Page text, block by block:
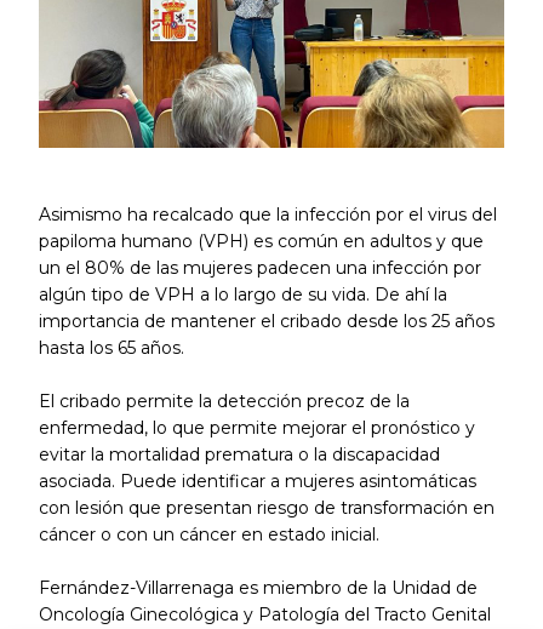
Asimismo ha recalcado que la infección por el virus del
papiloma humano (VPH) es común en adultos y que
un el 80% de las mujeres padecen una infección por
algún tipo de VPH a lo largo de su vida. De ahí la
importancia de mantener el cribado desde los 25 años
hasta los 65 años.
El cribado permite la detección precoz de la
enfermedad, lo que permite mejorar el pronóstico y
evitar la mortalidad prematura o la discapacidad
asociada. Puede identificar a mujeres asintomáticas
con lesión que presentan riesgo de transformación en
cáncer o con un cáncer en estado inicial.
Fernández-Villarrenaga es miembro de la Unidad de
Oncología Ginecológica y Patología del Tracto Genital